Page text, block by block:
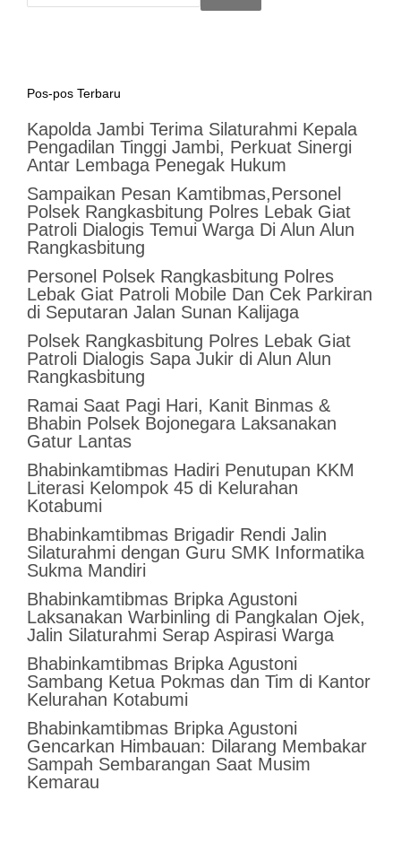
Pos-pos Terbaru
Kapolda Jambi Terima Silaturahmi Kepala
Pengadilan Tinggi Jambi, Perkuat Sinergi
Antar Lembaga Penegak Hukum
Sampaikan Pesan Kamtibmas,Personel
Polsek Rangkasbitung Polres Lebak Giat
Patroli Dialogis Temui Warga Di Alun Alun
Rangkasbitung
Personel Polsek Rangkasbitung Polres
Lebak Giat Patroli Mobile Dan Cek Parkiran
di Seputaran Jalan Sunan Kalijaga
Polsek Rangkasbitung Polres Lebak Giat
Patroli Dialogis Sapa Jukir di Alun Alun
Rangkasbitung
Ramai Saat Pagi Hari, Kanit Binmas &
Bhabin Polsek Bojonegara Laksanakan
Gatur Lantas
Bhabinkamtibmas Hadiri Penutupan KKM
Literasi Kelompok 45 di Kelurahan
Kotabumi
Bhabinkamtibmas Brigadir Rendi Jalin
Silaturahmi dengan Guru SMK Informatika
Sukma Mandiri
Bhabinkamtibmas Bripka Agustoni
Laksanakan Warbinling di Pangkalan Ojek,
Jalin Silaturahmi Serap Aspirasi Warga
Bhabinkamtibmas Bripka Agustoni
Sambang Ketua Pokmas dan Tim di Kantor
Kelurahan Kotabumi
Bhabinkamtibmas Bripka Agustoni
Gencarkan Himbauan: Dilarang Membakar
Sampah Sembarangan Saat Musim
Kemarau